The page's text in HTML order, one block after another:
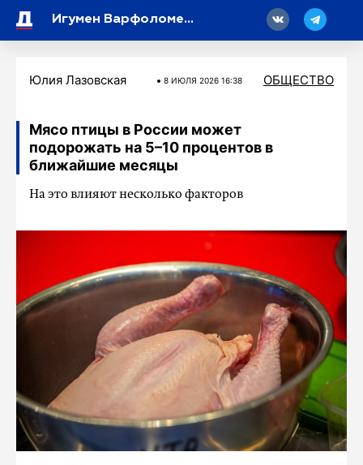
Игумен Варфоломей рассказал о том, как создать крепкую семью
Юлия Лазовская 8 ИЮЛЯ 2026 16:38 ОБЩЕСТВО
Мясо птицы в России может
подорожать на 5–10 процентов в
ближайшие месяцы
На это влияют несколько факторов